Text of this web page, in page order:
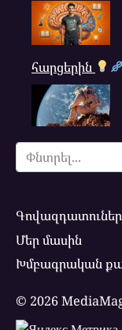
հարցերին
Search
for:
Մեր մասին
Խմբագրական
© 2026